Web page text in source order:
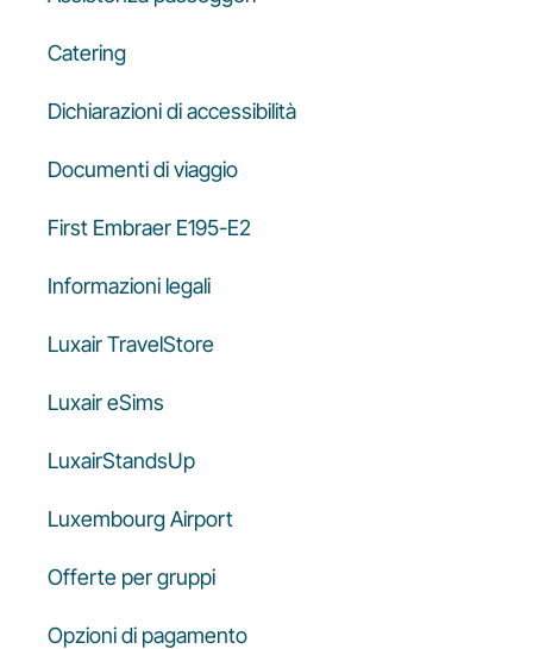
Catering
Dichiarazioni di accessibilità
Documenti di viaggio
First Embraer E195-E2
Informazioni legali
Luxair TravelStore
Luxair eSims
LuxairStandsUp
Luxembourg Airport
Offerte per gruppi
Opzioni di pagamento